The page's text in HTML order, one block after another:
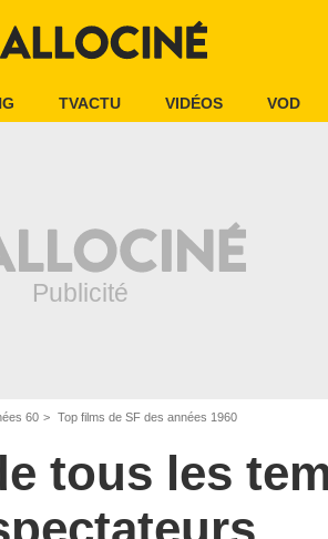
TVACTU VIDÉOS VOD
60 Top films de SF des années 1960
tous les